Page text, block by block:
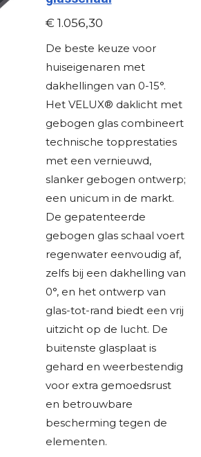
€ 1.056,30
De beste keuze voor
huiseigenaren met
dakhellingen van 0-15°.
Het VELUX® daklicht met
gebogen glas combineert
technische topprestaties
met een vernieuwd,
slanker gebogen ontwerp;
een unicum in de markt.
De gepatenteerde
gebogen glas schaal voert
regenwater eenvoudig af,
zelfs bij een dakhelling van
0°, en het ontwerp van
glas-tot-rand biedt een vrij
uitzicht op de lucht. De
buitenste glasplaat is
gehard en weerbestendig
voor extra gemoedsrust
en betrouwbare
bescherming tegen de
elementen.